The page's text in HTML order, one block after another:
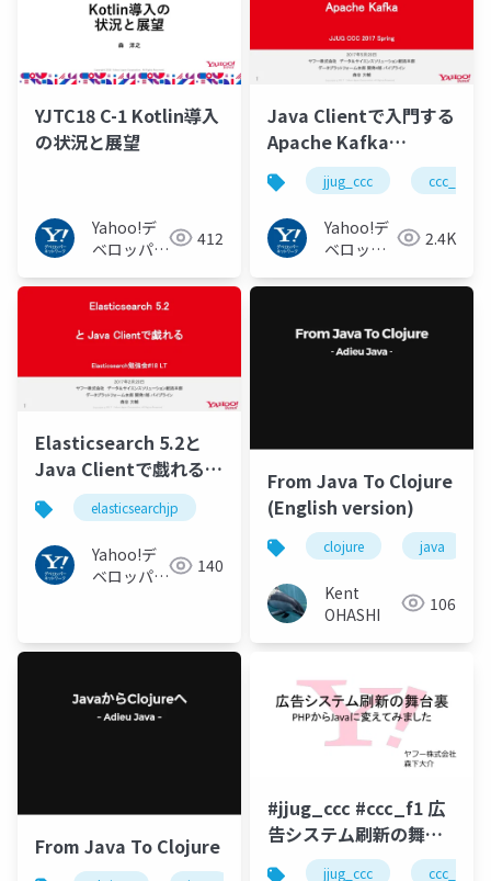
YJTC18 C-1 Kotlin導入
の状況と展望
Yahoo!デ
ベロッパー
ク
412
Java Clientで入門する
Apache Kafka
#jjug_ccc #ccc_e2
jjug_ccc ccc_e2
Yahoo!デ
ベロッパ
ワーク
2.4K
Elasticsearch 5.2と
Java Clientで戯れる
#elasticsearchjp
elasticsearchjp
Yahoo!デ
ベロッパー
140
From Java To Clojure
(English version)
clojure java
Kent
OHASHI
106
From Java To Clojure
#jjug_ccc #ccc_f1 広
告システム刷新の舞台
裏 - PHPからJavaに変
jjug_ccc ccc_f1